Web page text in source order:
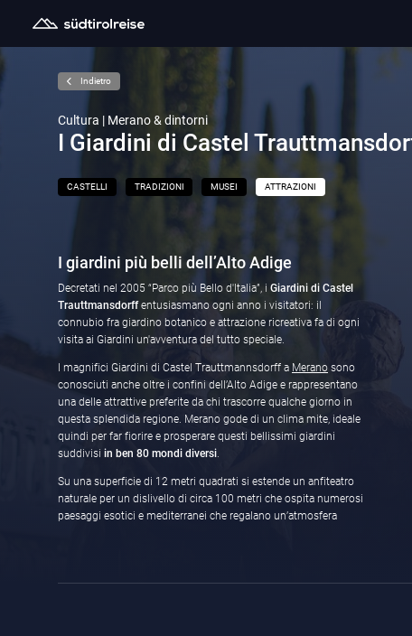
Indietro
Cultura | Merano & dintorni
I Giardini di Castel
CASTELLI TRADIZIONI MUSEI ATTRAZIONI
I giardini più belli dell’Alto Adige
Decretati nel 2005 “Parco più Bello d'Italia”, i Giardini di Castel
Trauttmansdorffentusiasmano ogni anno i visitatori: il
connubio fra giardino botanico e attrazione ricreativa fa di ogni
visita ai Giardini un'avventura del tutto speciale.
I magnifici Giardini di Castel Trauttmannsdorff a Merano sono
conosciuti anche oltre i confini dell’Alto Adige e rappresentano
una delle attrattive preferite da chi trascorre qualche giorno in
questa splendida regione. Merano gode di un clima mite, ideale
quindi per far fiorire e prosperare questi bellissimi giardini
suddivisi in ben 80 mondi diversi.
Su una superficie di 12 metri quadrati si estende un anfiteatro
naturale per un dislivello di circa 100 metri che ospita numerosi
paesaggi esotici e mediterranei che regalano un’atmosfera